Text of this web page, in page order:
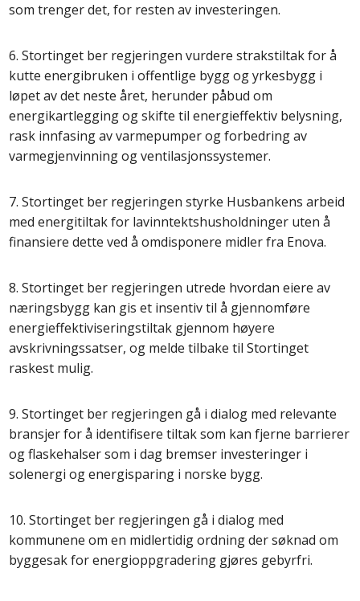
som trenger det, for resten av investeringen.
6. Stortinget ber regjeringen vurdere strakstiltak for å
kutte energibruken i offentlige bygg og yrkesbygg i
løpet av det neste året, herunder påbud om
energikartlegging og skifte til energieffektiv belysning,
rask innfasing av varmepumper og forbedring av
varmegjenvinning og ventilasjonssystemer.
7. Stortinget ber regjeringen styrke Husbankens arbeid
med energitiltak for lavinntektshusholdninger uten å
finansiere dette ved å omdisponere midler fra Enova.
8. Stortinget ber regjeringen utrede hvordan eiere av
næringsbygg kan gis et insentiv til å gjennomføre
energieffektiviseringstiltak gjennom høyere
avskrivningssatser, og melde tilbake til Stortinget
raskest mulig.
9. Stortinget ber regjeringen gå i dialog med relevante
bransjer for å identifisere tiltak som kan fjerne barrierer
og flaskehalser som i dag bremser investeringer i
solenergi og energisparing i norske bygg.
10. Stortinget ber regjeringen gå i dialog med
kommunene om en midlertidig ordning der søknad om
byggesak for energioppgradering gjøres gebyrfri.